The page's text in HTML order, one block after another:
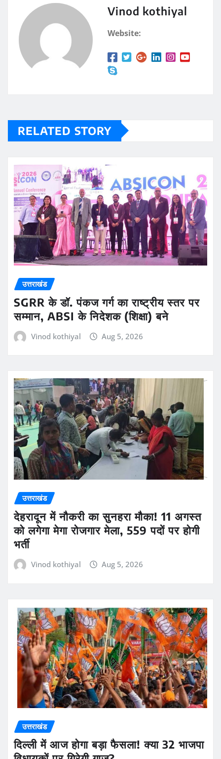
Vinod kothiyal
Website:
RELATED STORY
उत्तराखंड
SGRR के डॉ. पंकज गर्ग का राष्ट्रीय स्तर पर
सम्मान, ABSI के निदेशक (शिक्षा) बने
Vinod kothiyal Aug 5, 2026
उत्तराखंड
देहरादून में नौकरी का सुनहरा मौका! 11 अगस्त
को लगेगा मेगा रोजगार मेला, 559 पदों पर होगी
भर्ती
Vinod kothiyal Aug 5, 2026
उत्तराखंड
दिल्ली में आज होगा बड़ा फैसला! क्या 32 भाजपा